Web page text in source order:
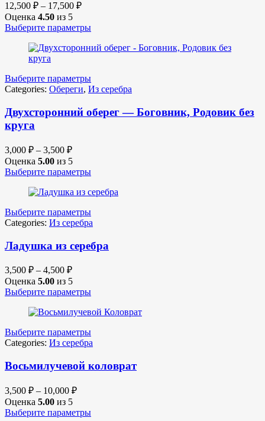
12,500 ₽ – 17,500 ₽
Оценка 4.50 из 5
Выберите параметры
Выберите параметры
Categories: Обереги, Из серебра
Двухсторонний оберег — Боговник, Родовик без
круга
3,000 ₽ – 3,500 ₽
Оценка 5.00 из 5
Выберите параметры
Выберите параметры
Categories: Из серебра
Ладушка из серебра
3,500 ₽ – 4,500 ₽
Оценка 5.00 из 5
Выберите параметры
Выберите параметры
Categories: Из серебра
Восьмилучевой коловрат
3,500 ₽ – 10,000 ₽
Оценка 5.00 из 5
Выберите параметры